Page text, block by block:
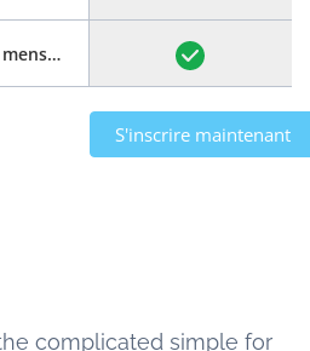
Rapport d'avancement mensuel
S'inscrire maintenant
complicated simple for